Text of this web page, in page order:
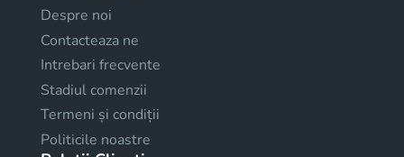
Despre noi
Contacteaza ne
Intrebari frecvente
Stadiul comenzii
Termeni și condiții
Politicile noastre